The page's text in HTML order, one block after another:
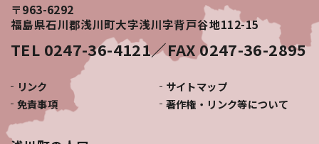
〒963-6292
福島県石川郡浅川町大字浅川字背戸谷地112-15
TEL 0247-36-4121／FAX 0247-36-2895
リンク
サイトマップ
免責事項
著作権・リンク等について